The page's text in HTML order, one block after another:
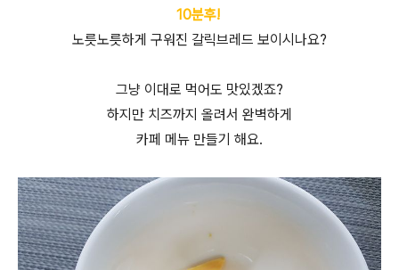
10분후!
노릇노릇하게 구워진 갈릭브레드 보이시나요?
그냥 이대로 먹어도 맛있겠죠?
하지만 치즈까지 올려서 완벽하게
카페 메뉴 만들기 해요.